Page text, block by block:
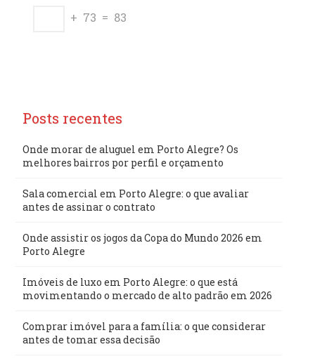
+ 73 = 83
Posts recentes
Onde morar de aluguel em Porto Alegre? Os
melhores bairros por perfil e orçamento
Sala comercial em Porto Alegre: o que avaliar
antes de assinar o contrato
Onde assistir os jogos da Copa do Mundo 2026 em
Porto Alegre
Imóveis de luxo em Porto Alegre: o que está
movimentando o mercado de alto padrão em 2026
Comprar imóvel para a família: o que considerar
antes de tomar essa decisão